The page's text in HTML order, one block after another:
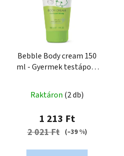
Bebble Body cream 150
ml - Gyermek testápoló
Raktáron (2 db)
1 213 Ft
2 021 Ft (–39 %)